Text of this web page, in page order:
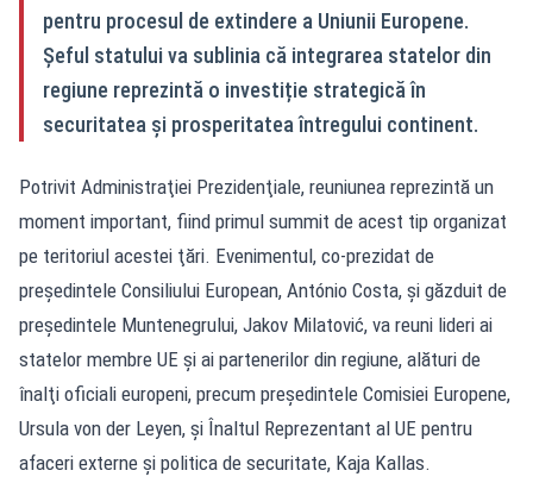
pentru procesul de extindere a Uniunii Europene.
Șeful statului va sublinia că integrarea statelor din
regiune reprezintă o investiție strategică în
securitatea și prosperitatea întregului continent.
Potrivit Administraţiei Prezidenţiale, reuniunea reprezintă un
moment important, fiind primul summit de acest tip organizat
pe teritoriul acestei ţări. Evenimentul, co-prezidat de
preşedintele Consiliului European, António Costa, şi găzduit de
preşedintele Muntenegrului, Jakov Milatović, va reuni lideri ai
statelor membre UE şi ai partenerilor din regiune, alături de
înalţi oficiali europeni, precum preşedintele Comisiei Europene,
Ursula von der Leyen, şi Înaltul Reprezentant al UE pentru
afaceri externe şi politica de securitate, Kaja Kallas.